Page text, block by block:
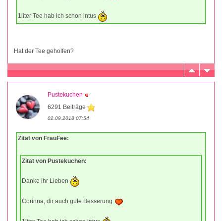
1liter Tee hab ich schon intus
Hat der Tee geholfen?
Pustekuchen
6291 Beiträge
02.09.2018 07:54
Zitat von FrauFee:
Zitat von Pustekuchen:
Danke ihr Lieben
Corinna, dir auch gute Besserung